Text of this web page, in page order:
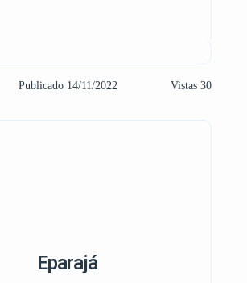
Publicado 14/11/2022 Vistas 30
Eparajá